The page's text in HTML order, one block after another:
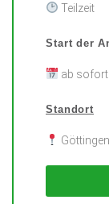
Teilzeit
Start der
ab
Standort
Göttingen